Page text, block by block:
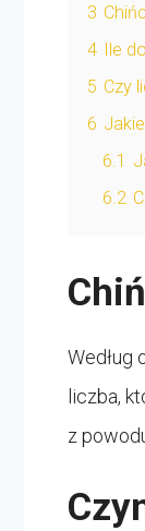
3
4 Ile
5 Czy
6
6.1
6.2
Według
liczba,
z